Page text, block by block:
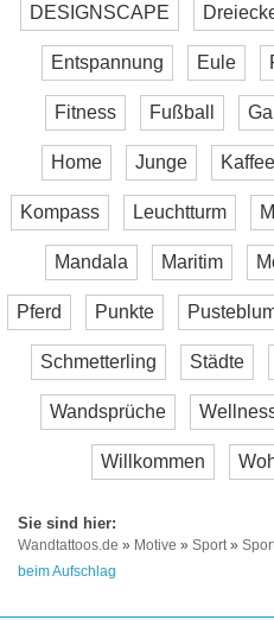
DESIGNSCAPE
Entspannung Eule
Fitness Fußball
Home Junge Kaffee
Kompass Leuchtturm
Mandala Maritim
Pferd Punkte
Schmetterling Städte
Wandsprüche
Willkommen
Wandtattoos.de » Motive » Sport »
beim Aufschlag